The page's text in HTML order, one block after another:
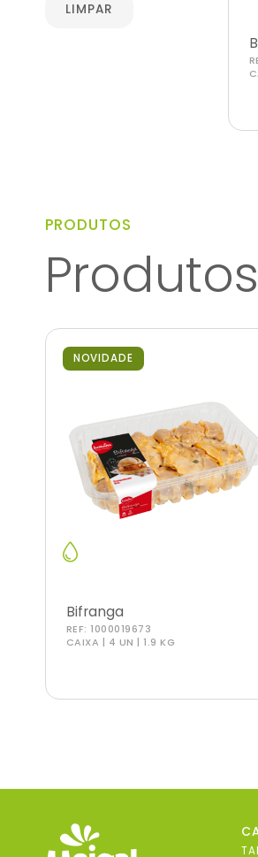
LIMPAR
PRODUTOS
NOVIDADE
Bifranga
REF:1000019673
CAIXA | 4 UN | 1.9 KG